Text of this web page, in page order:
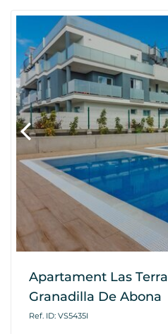
Apartament Las
Granadilla De Abona
Ref. ID: VS5435I